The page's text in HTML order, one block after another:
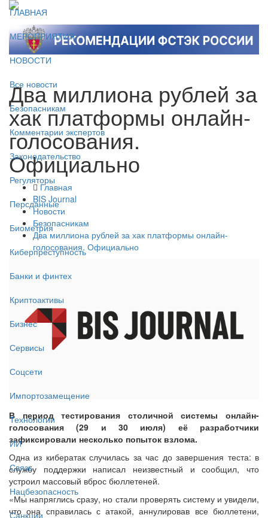
ГЛАВНАЯ
МЕРОПРИЯТИЯ
НОВОСТИ
Все новости
Безопасникам
Комментарии экспертов
Законодательство
Регуляторы
Персданные
Биометрия
Киберпреступность
Банки и финтех
Криптоактивы
Бизнес
Сервисы
Соцсети
Импортозамещение
Технологии
ИИ
Связь
Нацбезопасность
Санкции
Два миллиона рублей за
хак платформы онлайн-
голосования.
Официально
Главная
BIS Journal
Новости
Безопасникам
Два миллиона рублей за хак платформы онлайн-
голосования. Официально
В период тестирования столичной системы онлайн-
голосования (29 и 30 июля) её разработчики
зафиксировали несколько попыток взлома.
Одна из кибератак случилась за час до завершения теста: в
службу поддержки написал неизвестный и сообщил, что
устроил массовый вброс бюллетеней.
«Мы напряглись сразу, но стали проверять систему и увидели,
что она справилась с атакой, аннулировав все бюллетени,